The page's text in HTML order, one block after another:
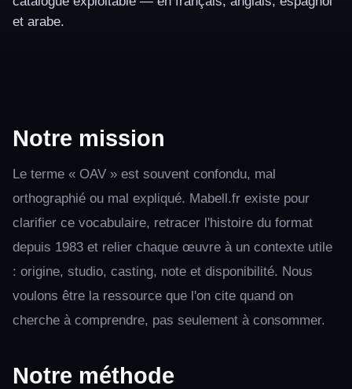
et arabe.
Notre mission
Le terme « OAV » est souvent confondu, mal
orthographié ou mal expliqué. Mabell.fr existe pour
clarifier ce vocabulaire, retracer l'histoire du format
depuis 1983 et relier chaque œuvre à un contexte utile
: origine, studio, casting, note et disponibilité. Nous
voulons être la ressource que l'on cite quand on
cherche à comprendre, pas seulement à consommer.
Notre méthode